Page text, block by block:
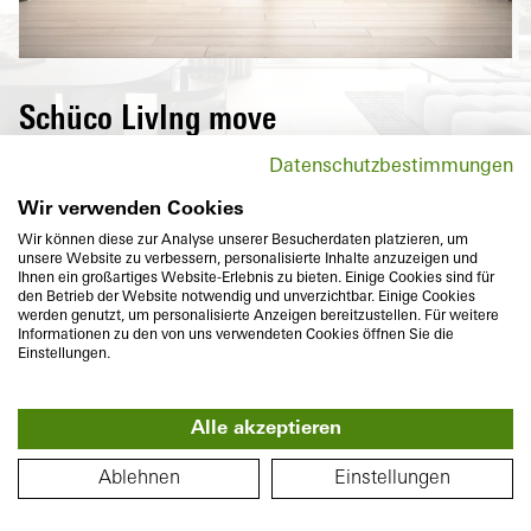
PLAN PIĘTRA
Schüco LivIng move
System przesuwny z PVC-U Schüco LivIng
move oferuje indywidualne rozwiązania na
najwyższym poziomie w zakresie komfortu,
efektywności energetycznej,
bezpieczeństwa i wzornictwa. Został
zaprojektowany w jako system okienny z
funkcją przesuwną i może być stosowany w
przypadku obiektów mieszkalnych oraz
Datenschutzbestimmungen
Wir verwenden Cookies
Wir können diese zur Analyse unserer Besucherdaten platzieren, um
unsere Website zu verbessern, personalisierte Inhalte anzuzeigen und
Ihnen ein großartiges Website-Erlebnis zu bieten. Einige Cookies sind für
den Betrieb der Website notwendig und unverzichtbar. Einige Cookies
werden genutzt, um personalisierte Anzeigen bereitzustellen. Für weitere
Informationen zu den von uns verwendeten Cookies öffnen Sie die
Einstellungen.
Alle akzeptieren
Ablehnen Einstellungen